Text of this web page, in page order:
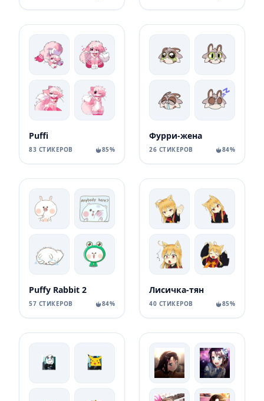
Puffi
83 СТИКЕРОВ 85%
Фурри-жена
26 СТИКЕРОВ 84%
Puffy Rabbit 2
57 СТИКЕРОВ 84%
Лисичка-тян
40 СТИКЕРОВ 85%